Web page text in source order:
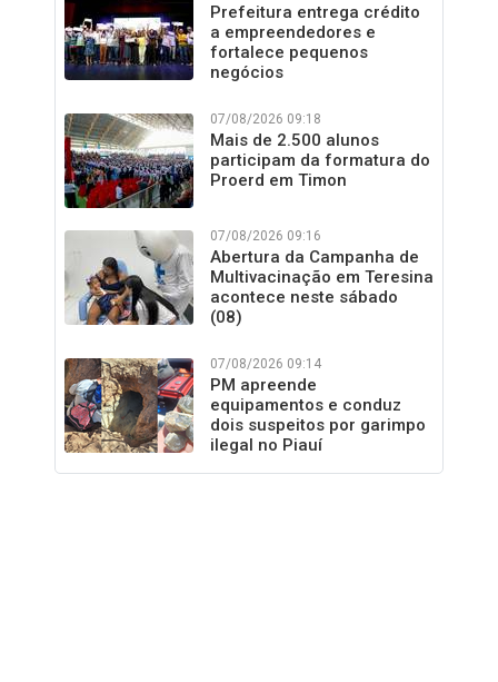
Prefeitura entrega crédito
a empreendedores e
fortalece pequenos
negócios
07/08/2026 09:18
Mais de 2.500 alunos
participam da formatura do
Proerd em Timon
07/08/2026 09:16
Abertura da Campanha de
Multivacinação em Teresina
acontece neste sábado
(08)
07/08/2026 09:14
PM apreende
equipamentos e conduz
dois suspeitos por garimpo
ilegal no Piauí